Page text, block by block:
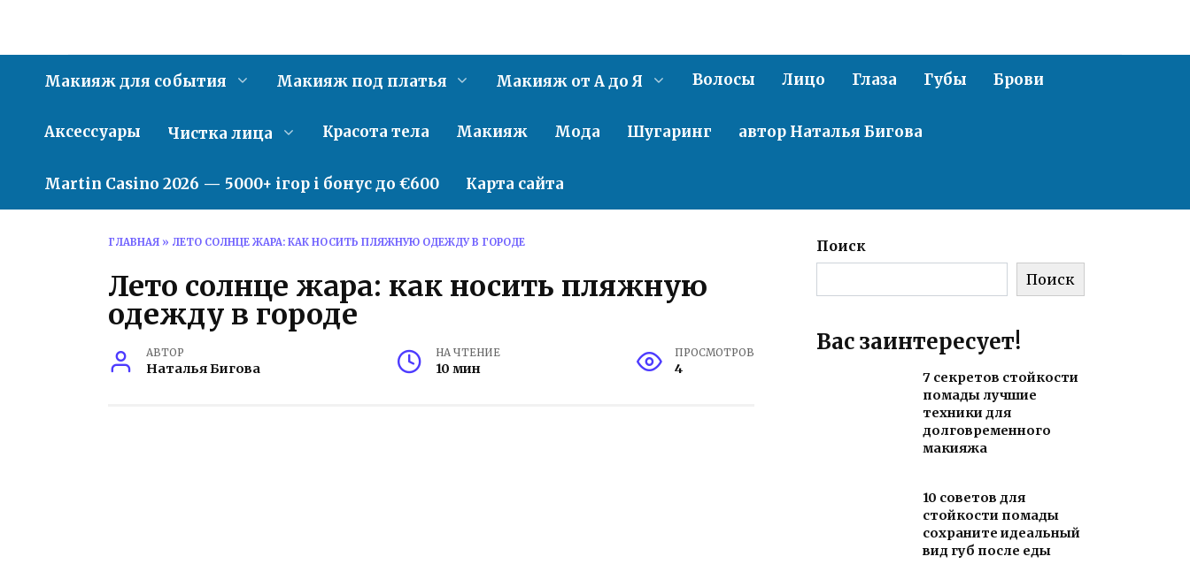
Макияж для события Макияж под платья Макияж от А до Я Волосы Лицо Глаза Губы Брови
Аксессуары Чистка лица Красота тела Макияж Мода Шугаринг автор Наталья Бигова
Martin Casino 2026 — 5000+ ігор і бонус до €600 Карта сайта
ГЛАВНАЯ » ЛЕТО СОЛНЦЕ ЖАРА: КАК НОСИТЬ ПЛЯЖНУЮ ОДЕЖДУ В ГОРОДЕ
Лето солнце жара: как носить пляжную
одежду в городе
АВТОР
Наталья Бигова
НА ЧТЕНИЕ
10 мин
ПРОСМОТРОВ
4
Поиск
Поиск
Вас заинтересует!
7 секретов стойкости
помады лучшие
техники для
долговременного
макияжа
10 советов для
стойкости помады
сохраните идеальный
вид губ после еды